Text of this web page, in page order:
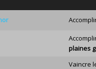
plaines
Vaincre